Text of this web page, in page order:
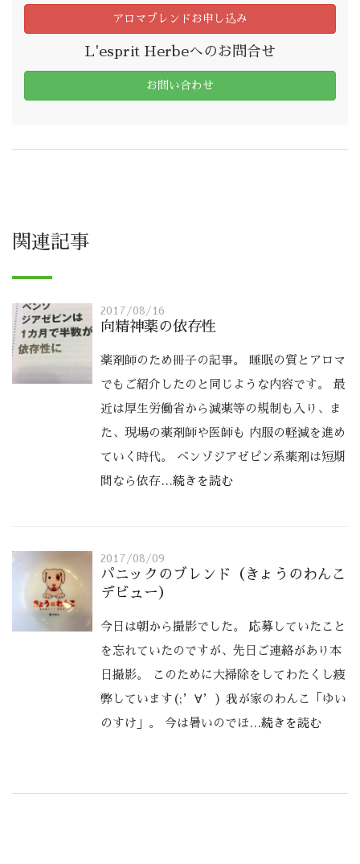
アロマブレンドお申し込み
L'esprit Herbeへのお問合せ
お問い合わせ
関連記事
2017/08/16
向精神薬の依存性
薬剤師のため冊子の記事。 睡眠の質とアロマ
でもご紹介したのと同じような内容です。 最
近は厚生労働省から減薬等の規制も入り、ま
た、現場の薬剤師や医師も 内服の軽減を進め
ていく時代。 ベンゾジアゼピン系薬剤は短期
間なら依存 …続きを読む
2017/08/09
パニックのブレンド（きょうのわんこ
デビュー）
今日は朝から撮影でした。 応募していたこと
を忘れていたのですが、先日ご連絡があり本
日撮影。 このために大掃除をしてわたくし疲
弊しています(;’∀’) 我が家のわんこ「ゆい
のすけ」。 今は暑いのでほ…続きを読む